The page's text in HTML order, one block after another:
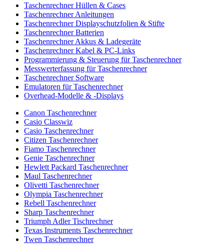
Taschenrechner Hüllen & Cases
Taschenrechner Anleitungen
Taschenrechner Displayschutzfolien & Stifte
Taschenrechner Batterien
Taschenrechner Akkus & Ladegeräte
Taschenrechner Kabel & PC-Links
Programmierung & Steuerung für Taschenrechner
Messwerterfassung für Taschenrechner
Taschenrechner Software
Emulatoren für Taschenrechner
Overhead-Modelle & -Displays
Canon Taschenrechner
Casio Classwiz
Casio Taschenrechner
Citizen Taschenrechner
Fiamo Taschenrechner
Genie Taschenrechner
Hewlett Packard Taschenrechner
Maul Taschenrechner
Olivetti Taschenrechner
Olympia Taschenrechner
Rebell Taschenrechner
Sharp Taschenrechner
Triumph Adler Tischrechner
Texas Instruments Taschenrechner
Twen Taschenrechner